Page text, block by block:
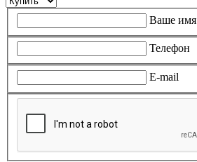
Ваше имя
Телефон
E-mail